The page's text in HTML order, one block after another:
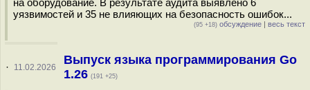
на оборудование. В результате аудита выявлено 6
уязвимостей и 35 не влияющих на безопасность ошибок...
(95 +18) обсуждение | весь текст
· 11.02.2026
Выпуск языка программирования Go
1.26 (191 +25)